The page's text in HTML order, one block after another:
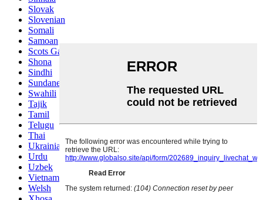
Slovak
Slovenian
Somali
Samoan
Scots Gaelic
Shona
Sindhi
Sundanese
Swahili
Tajik
Tamil
Telugu
Thai
Ukrainian
Urdu
Uzbek
Vietnamese
Welsh